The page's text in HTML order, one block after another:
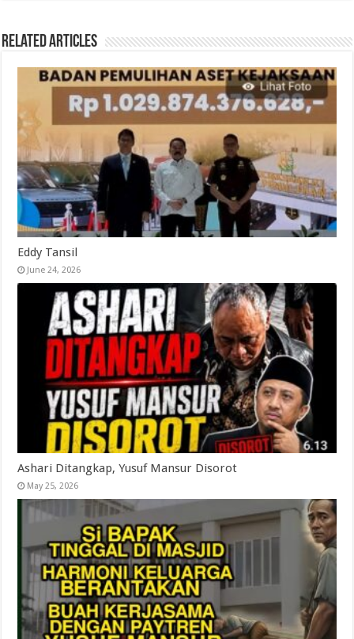
Related Articles
Eddy Tansil
June 24, 2026
Ashari Ditangkap, Yusuf Mansur Disorot
May 25, 2026